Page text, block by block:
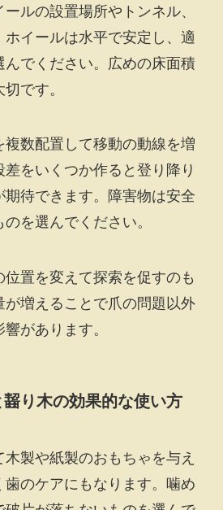
ルの設置場所やトンネル、
イールは水平で安定し、適
でください。広めの床面積
です。
複数配置して移動の動線を増
をいくつか作ると登り降り
期待できます。障害物は安全
を選んでください。
置を変えて探索を促すのも
増えることで爪の問題以外
があります。
り木の効果的な使い方
製や紙製のおもちゃを与え
歯のケアにもなります。噛め